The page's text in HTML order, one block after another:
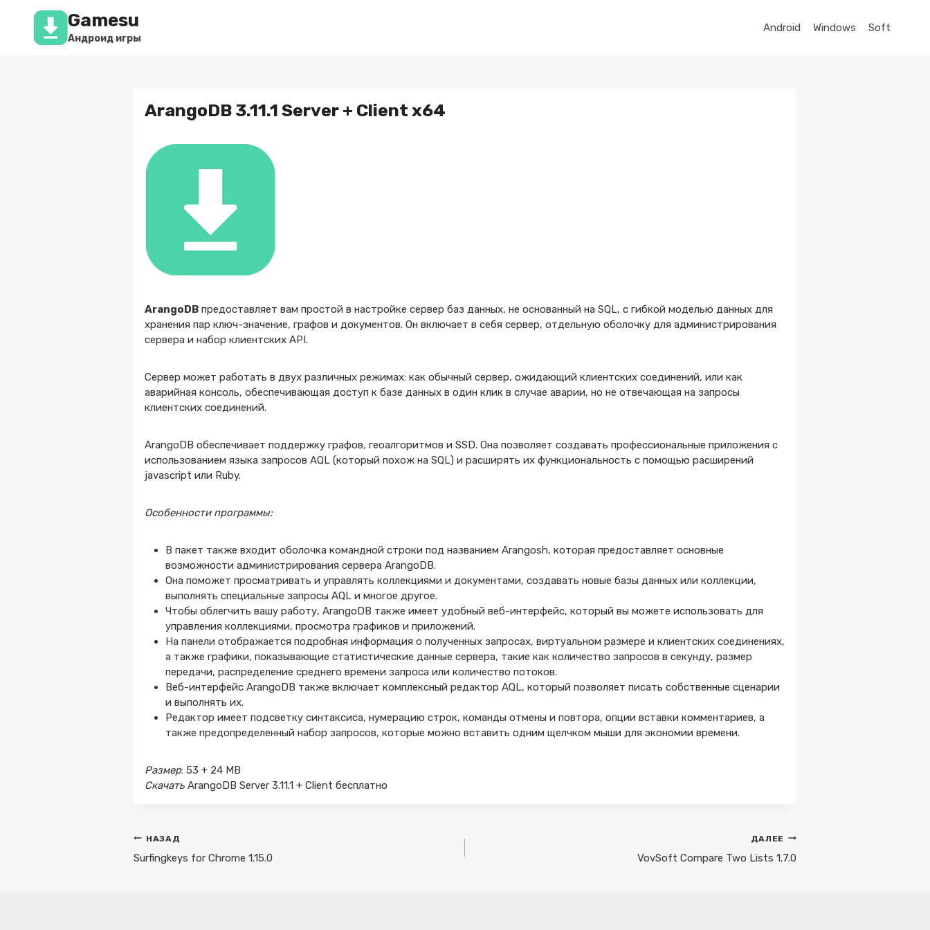
Перейти
содержимому
Gamesu
Андроид игры
Android Windows Soft
ArangoDB 3.11.1 Server + Client x64
ArangoDB предоставляет вам простой в настройке сервер баз данных, не основанный на SQL, с гибкой моделью данных для
хранения пар ключ-значение, графов и документов. Он включает в себя сервер, отдельную оболочку для администрирования
сервера и набор клиентских API.
Сервер может работать в двух различных режимах: как обычный сервер, ожидающий клиентских соединений, или как
аварийная консоль, обеспечивающая доступ к базе данных в один клик в случае аварии, но не отвечающая на запросы
клиентских соединений.
ArangoDB обеспечивает поддержку графов, геоалгоритмов и SSD. Она позволяет создавать профессиональные приложения с
использованием языка запросов AQL (который похож на SQL) и расширять их функциональность с помощью расширений
javascript или Ruby.
Особенности программы:
В пакет также входит оболочка командной строки под названием Arangosh, которая предоставляет основные
возможности администрирования сервера ArangoDB.
Она поможет просматривать и управлять коллекциями и документами, создавать новые базы данных или коллекции,
выполнять специальные запросы AQL и многое другое.
Чтобы облегчить вашу работу, ArangoDB также имеет удобный веб-интерфейс, который вы можете использовать для
управления коллекциями, просмотра графиков и приложений.
На панели отображается подробная информация о полученных запросах, виртуальном размере и клиентских соединениях,
а также графики, показывающие статистические данные сервера, такие как количество запросов в секунду, размер
передачи, распределение среднего времени запроса или количество потоков.
Веб-интерфейс ArangoDB также включает комплексный редактор AQL, который позволяет писать собственные сценарии
и выполнять их.
Редактор имеет подсветку синтаксиса, нумерацию строк, команды отмены и повтора, опции вставки комментариев, а
также предопределенный набор запросов, которые можно вставить одним щелчком мыши для экономии времени.
Размер: 53 + 24 MB
СкачатьArangoDB Server 3.11.1 + Client бесплатно
Навигация
по
НАЗАД
Surfingkeys for Chrome 1.15.0
ДАЛЕЕ
VovSoft Compare Two Lists 1.7.0